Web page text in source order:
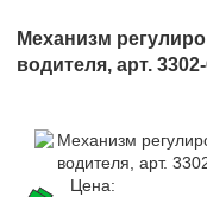
Механизм
водителя, арт.
Цена: